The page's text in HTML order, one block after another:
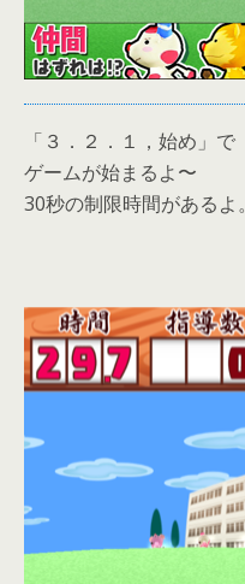
「３．２．１，始め」で
ゲームが始まるよ〜
30秒の制限時間があるよ。